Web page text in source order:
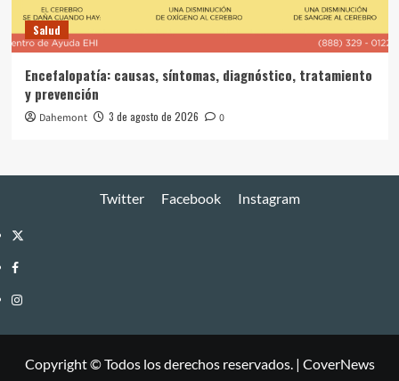
Salud
Encefalopatía: causas, síntomas, diagnóstico, tratamiento
y prevención
Dahemont 3 de agosto de 2026 0
Twitter Facebook Instagram
Twitter
Facebook
Instagram
Copyright © Todos los derechos reservados. | CoverNews